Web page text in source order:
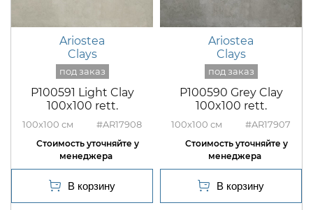
Ariostea
Clays
P100591 Light Clay
100x100 rett.
100x100 #AR17908
Ariostea
Clays
P100590 Grey Clay
100x100 rett.
100x100 #AR17907